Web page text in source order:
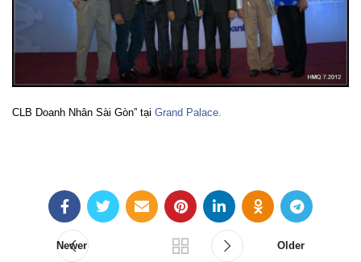
CLB Doanh Nhân Sài Gòn” tại Grand Palace.
Newer Older